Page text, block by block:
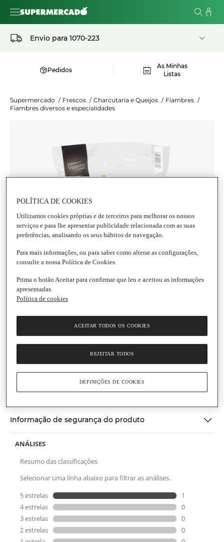
Envio para 1070-223
Pedidos
As Minhas
Listas
Supermercado / Frescos / Charcutaria e Queijos / Fiambres /
Fiambres diversos e especialidades
Maranho da Sertã
Produto refrigerado
de
médio
de
Read
Review.
Link
para
a
mesma
página.
(1)
Escrever uma opinião
Conservação e utilização
Informação de segurança do produto
POLÍTICA DE COOKIES
Utilizamos cookies próprias e de terceiros para melhorar os nossos
serviços e para lhe apresentar publicidade relacionada com as suas
preferências, analisando os seus hábitos de navegação.
Para mais informações, ou para saber como alterar as configurações,
consulte a nossa Política de Cookies.
Prima o botão Aceitar para confirmar que leu e aceitou as informações
apresentadas.
Política de cookies
REJEITAR TODOS
ACEITAR TODOS OS COOKIES
DEFINIÇÕES DE COOKIES